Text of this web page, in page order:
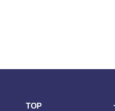
TOP